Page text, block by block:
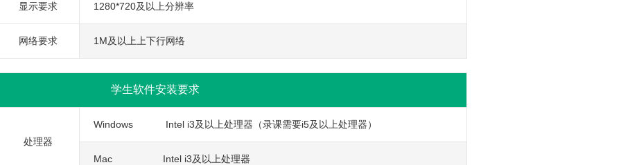
显示要求 1280*720及以上分辨率
网络要求 1M及以上上下行网络
学生软件安装要求
处理器
Windows Intel i3及以上处理器（录课需要i5及以上处理器）
Mac Intel i3及以上处理器